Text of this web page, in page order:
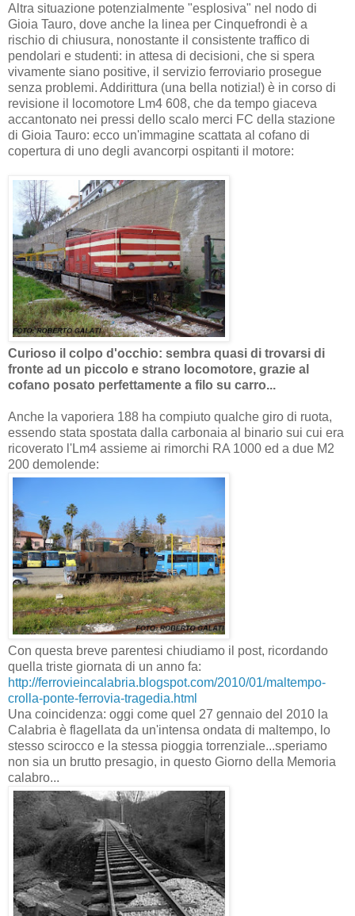
Altra situazione potenzialmente "esplosiva" nel nodo di
Gioia Tauro, dove anche la linea per Cinquefrondi è a
rischio di chiusura, nonostante il consistente traffico di
pendolari e studenti: in attesa di decisioni, che si spera
vivamente siano positive, il servizio ferroviario prosegue
senza problemi. Addirittura (una bella notizia!) è in corso di
revisione il locomotore Lm4 608, che da tempo giaceva
accantonato nei pressi dello scalo merci FC della stazione
di Gioia Tauro: ecco un'immagine scattata al cofano di
copertura di uno degli avancorpi ospitanti il motore:
Curioso il colpo d'occhio: sembra quasi di trovarsi di
fronte ad un piccolo e strano locomotore, grazie al
cofano posato perfettamente a filo su carro...
Anche la vaporiera 188 ha compiuto qualche giro di ruota,
essendo stata spostata dalla carbonaia al binario sui cui era
ricoverato l'Lm4 assieme ai rimorchi RA 1000 ed a due M2
200 demolende:
Con questa breve parentesi chiudiamo il post, ricordando
quella triste giornata di un anno fa:
http://ferrovieincalabria.blogspot.com/2010/01/maltempo-
crolla-ponte-ferrovia-tragedia.html
Una coincidenza: oggi come quel 27 gennaio del 2010 la
Calabria è flagellata da un'intensa ondata di maltempo, lo
stesso scirocco e la stessa pioggia torrenziale...speriamo
non sia un brutto presagio, in questo Giorno della Memoria
calabro...